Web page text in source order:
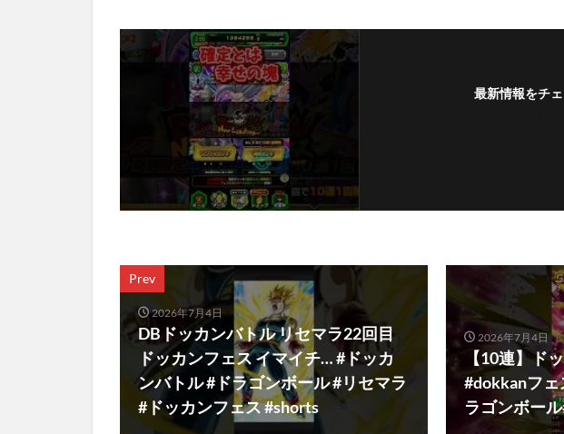
最新情報をチ
Prev
2026年7月4日
DBドッカンバトル リセマラ22回目
ドッカンフェス イマイチ… #ドッカ
ンバトル #ドラゴンボール #リセマラ
#ドッカンフェス #shorts
2026年7月4日
【10連】ド
#dokkanフェ
ラゴンボー